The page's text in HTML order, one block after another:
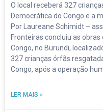
O local receberá 327
Democrática do Congo e a
Por Laureane Schimidt –
Fronteiras concluiu as
Congo, no Burundi,
327 crianças órfãs
Congo, após a operação
LER MAIS »